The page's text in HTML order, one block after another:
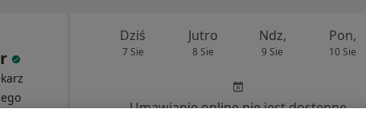
Dziś
7 Sie
Jutro
8 Sie
Ndz,
9 Sie
Pon,
10 Sie
Umawianie online nie jest dostępne